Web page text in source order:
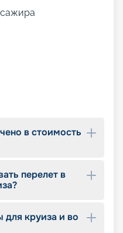
в стоимость
перелет в
круиза и во